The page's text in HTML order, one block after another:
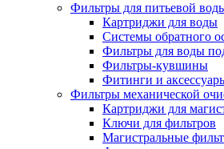
Фильтры для питьевой
Картриджи для воды
Системы обратного
Фильтры для воды
Фильтры-кувшины
Фитинги и
Фильтры механической
Картриджи для
Ключи для фильтров
Магистральные